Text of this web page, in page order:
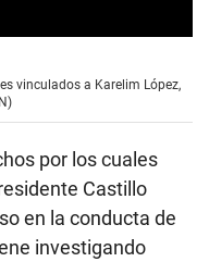
vinculados a Karelim López,
por los cuales
Castillo
en la conducta de
investigando